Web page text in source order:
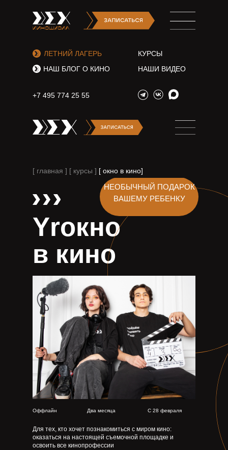
ЛЕТНИЙ ЛАГЕРЬ
КУРСЫ
НАШ БЛОГ О КИНО
НАШИ ВИДЕО
+7 495 774 25 55
[ главная ] [ курсы ] [ окно в кино]
Yrокно
в кино
Для тех, кто хочет познакомиться с миром кино:
оказаться на настоящей съемочной площадке и
освоить все кинопрофессии
Оффлайн Два месяца С 28 февраля
НЕОБЫЧНЫЙ ПОДАРОК
ВАШЕМУ РЕБЕНКУ